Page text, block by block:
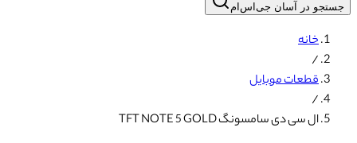
جستجو در آسان جی‌اس‌ام
خانه
/
قطعات موبایل
/
ال سی دی سامسونگ TFT NOTE 5 GOLD